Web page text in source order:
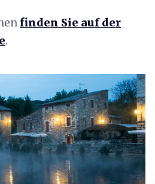
finden Sie auf der
.